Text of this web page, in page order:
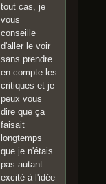
tout cas, je
vous
conseille
d'aller le voir
sans prendre
en compte les
critiques et je
peux vous
dire que ça
faisait
longtemps
que je n'étais
pas autant
excité à l'idée